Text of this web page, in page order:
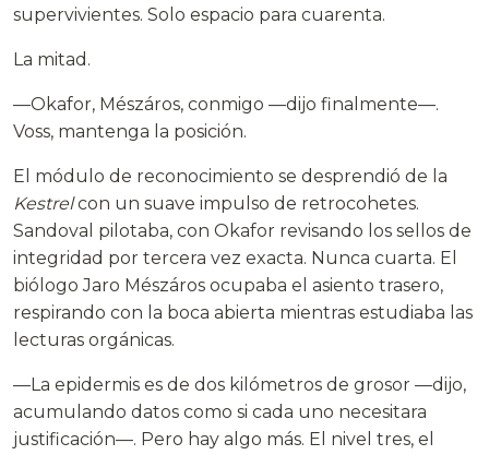
supervivientes. Solo espacio para cuarenta.
La mitad.
—Okafor, Mészáros, conmigo —dijo finalmente—.
Voss, mantenga la posición.
El módulo de reconocimiento se desprendió de la
Kestrelcon un suave impulso de retrocohetes.
Sandoval pilotaba, con Okafor revisando los sellos de
integridad por tercera vez exacta. Nunca cuarta. El
biólogo Jaro Mészáros ocupaba el asiento trasero,
respirando con la boca abierta mientras estudiaba las
lecturas orgánicas.
—La epidermis es de dos kilómetros de grosor —dijo,
acumulando datos como si cada uno necesitara
justificación—. Pero hay algo más. El nivel tres, el